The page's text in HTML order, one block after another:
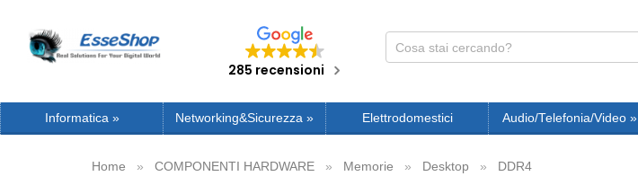
285 recensioni
Informatica» Networking&Sicurezza » Elettrodomestici Audio/Telefonia/Video »
Home COMPONENTI HARDWARE Memorie Desktop DDR4